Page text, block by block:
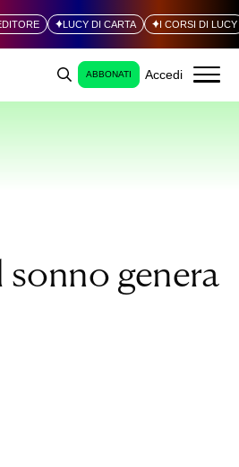
LUCY DI CARTA I CORSI DI LUCY
ABBONATI Accedi
genera